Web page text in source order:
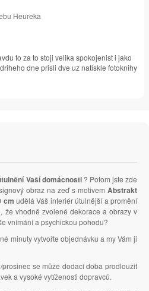
Heureka
to za to stoji velika spokojenist i jako
dne prisli dve uz natiskle fotoknihy
Vaší domácnosti? Potom jste zde
obraz na zeď s motivem Abstrakt
cm udělá Váš interiér útulnější a promění
že vhodně zvolené dekorace a obrazy v
vnímání a psychickou pohodu?
minuty vytvořte objednávku a my Vám ji
se může dodací doba prodloužit
a vysoké vytíženosti dopravců.